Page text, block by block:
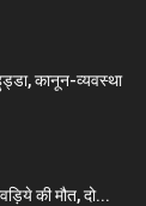
कानून-व्यवस्था
की मौत, दो...